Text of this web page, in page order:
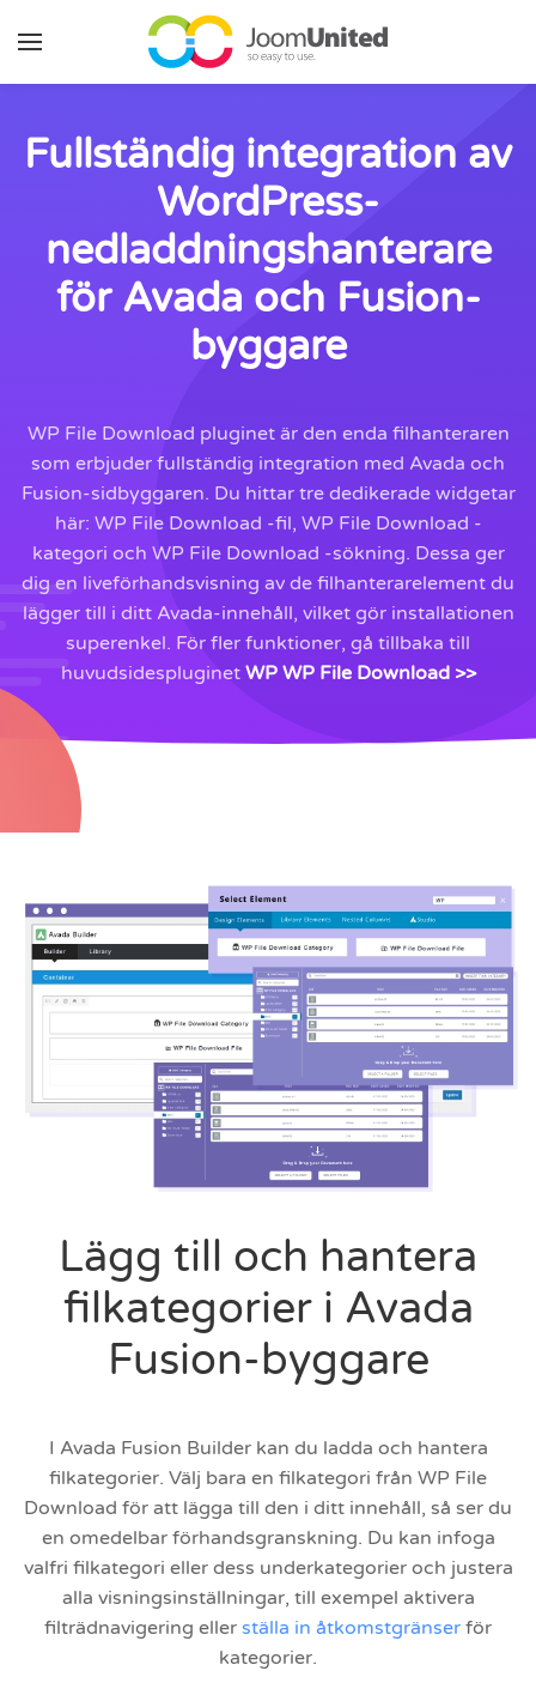
Hoppa till huvudinnehåll
Fullständig integration av
WordPress-
nedladdningshanterare
för Avada och Fusion-
byggare
WP File Download pluginet är den enda filhanteraren
som erbjuder fullständig integration med Avada och
Fusion-sidbyggaren. Du hittar tre dedikerade widgetar
här: WP File Download -fil, WP File Download -
kategori och WP File Download -sökning. Dessa ger
dig en liveförhandsvisning av de filhanterarelement du
lägger till i ditt Avada-innehåll, vilket gör installationen
superenkel. För fler funktioner, gå tillbaka till
huvudsidespluginet WP WP File Download >>
Lägg till och hantera
filkategorier i Avada
Fusion-byggare
I Avada Fusion Builder kan du ladda och hantera
filkategorier. Välj bara en filkategori från WP File
Download för att lägga till den i ditt innehåll, så ser du
en omedelbar förhandsgranskning. Du kan infoga
valfri filkategori eller dess underkategorier och justera
alla visningsinställningar, till exempel aktivera
filträdnavigering eller ställa in åtkomstgränser för
kategorier.